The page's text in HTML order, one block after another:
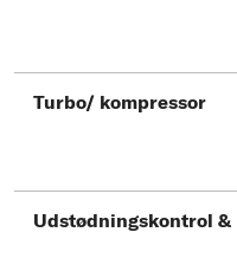
Turbo/ kompressor
Udstødningskontrol &